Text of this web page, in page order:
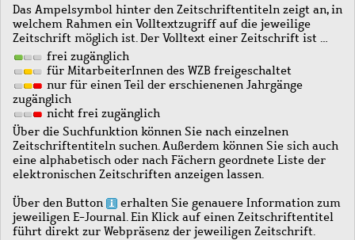
Das Ampelsymbol hinter den Zeitschriftentiteln zeigt an, in
welchem Rahmen ein Volltextzugriff auf die jeweilige
Zeitschrift möglich ist. Der Volltext einer Zeitschrift ist …
frei zugänglich
für MitarbeiterInnen des WZB freigeschaltet
nur für einen Teil der erschienenen Jahrgänge
zugänglich
nicht frei zugänglich
Über die Suchfunktion können Sie nach einzelnen
Zeitschriftentiteln suchen. Außerdem können Sie sich auch
eine alphabetisch oder nach Fächern geordnete Liste der
elektronischen Zeitschriften anzeigen lassen.
Über den Button
erhalten Sie genauere Information zum
jeweiligen E-Journal. Ein Klick auf einen Zeitschriftentitel
führt direkt zur Webpräsenz der jeweiligen Zeitschrift.